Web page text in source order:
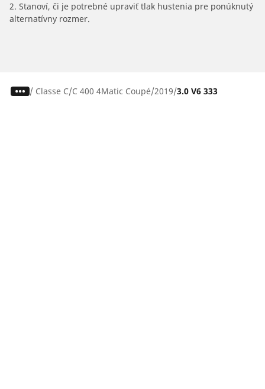
2. Stanoví, či je potrebné upraviť tlak hustenia pre ponúknutý
alternatívny rozmer.
/ Classe C C 400 4Matic Coupé 2019 3.0 V6 333